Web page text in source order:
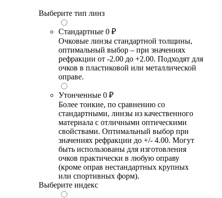
Выберите тип линз
Стандартные 0 ₽
Очковые линзы стандартной толщины,
оптимальный выбор – при значениях
рефракции от -2.00 до +2.00. Подходят для
очков в пластиковой или металлической
оправе.
Утонченные 0 ₽
Более тонкие, по сравнению со
стандартными, линзы из качественного
материала с отличными оптическими
свойствами. Оптимальный выбор при
значениях рефракции до +/- 4.00. Могут
быть использованы для изготовления
очков практически в любую оправу
(кроме оправ нестандартных крупных
или спортивных форм).
Выберите индекс